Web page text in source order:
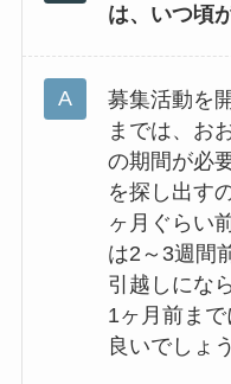
は、いつ頃
募集活動を
までは、お
の期間が必
を探し出す
ヶ月ぐらい
は2～3週間
引越しにな
1ヶ月前ま
良いでしょう